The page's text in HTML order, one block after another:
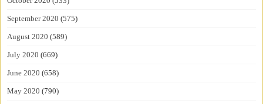
September 2020 (575)
August 2020 (589)
July 2020 (669)
June 2020 (658)
May 2020 (790)